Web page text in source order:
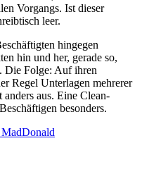
Vorgangs. Ist dieser
leer.
hingegen
hin und her, gerade so,
Die Folge: Auf ihren
Regel Unterlagen mehrerer
aus. Eine Clean-
besonders.